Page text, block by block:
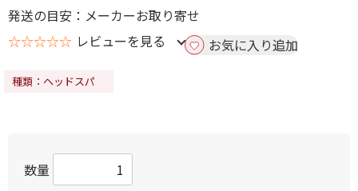
発送の目安：メーカーお取り寄せ
☆☆☆☆☆ レビューを見る お気に入り追加
種類：ヘッドスパ
数量